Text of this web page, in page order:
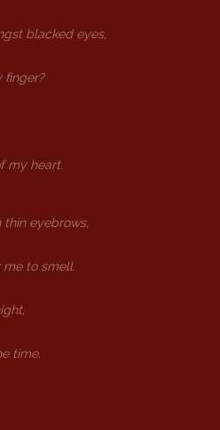
blacked eyes,
finger?
my heart.
thin eyebrows,
me to smell.
time.